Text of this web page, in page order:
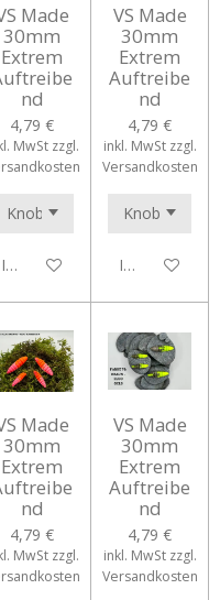
Made
30mm
Extrem
nd
4,79 €
MwSt zzgl.
In den Warenkorb
VS Made
30mm
Extrem
Auftreibe
nd
4,79 €
inkl. MwSt zzgl.
Versandkosten
In den
Made
30mm
Extrem
nd
4,79 €
MwSt zzgl.
VS Made
30mm
Extrem
Auftreibe
nd
4,79 €
inkl. MwSt zzgl.
Versandkosten